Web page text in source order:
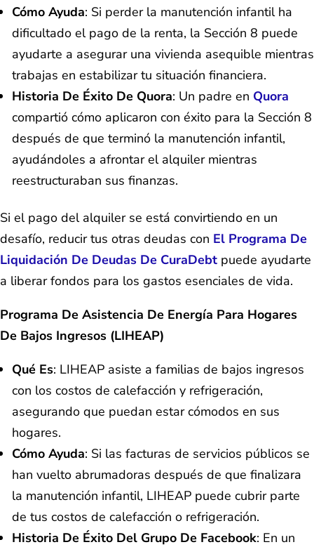
Cómo Ayuda: Si perder la manutención infantil ha
dificultado el pago de la renta, la Sección 8 puede
ayudarte a asegurar una vivienda asequible mientras
trabajas en estabilizar tu situación financiera.
Historia De Éxito De Quora: Un padre en Quora
compartió cómo aplicaron con éxito para la Sección 8
después de que terminó la manutención infantil,
ayudándoles a afrontar el alquiler mientras
reestructuraban sus finanzas.
Si el pago del alquiler se está convirtiendo en un
desafío, reducir tus otras deudas con El Programa De
Liquidación De Deudas De CuraDebt puede ayudarte
a liberar fondos para los gastos esenciales de vida.
Programa De Asistencia De Energía Para Hogares
De Bajos Ingresos (LIHEAP)
Qué Es: LIHEAP asiste a familias de bajos ingresos
con los costos de calefacción y refrigeración,
asegurando que puedan estar cómodos en sus
hogares.
Cómo Ayuda: Si las facturas de servicios públicos se
han vuelto abrumadoras después de que finalizara
la manutención infantil, LIHEAP puede cubrir parte
de tus costos de calefacción o refrigeración.
Historia De Éxito Del Grupo De Facebook: En un